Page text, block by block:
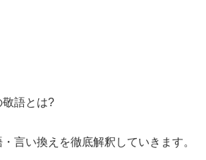
敬語とは?
言い換えを徹底解釈していきます。